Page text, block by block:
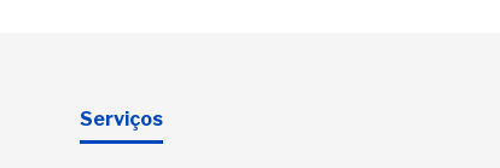
Serviços